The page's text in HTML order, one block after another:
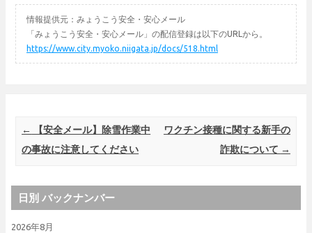
情報提供元：みょうこう安全・安心メール
「みょうこう安全・安心メール」の配信登録は以下のURLから。
https://www.city.myoko.niigata.jp/docs/518.html
Post navigation
←
【安全メール】除雪作業中
の事故に注意してください
ワクチン接種に関する新手の
詐欺について →
日別 バックナンバー
2026年8月